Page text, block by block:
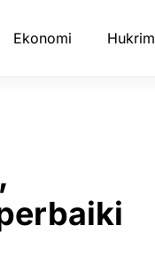
Ekonomi Hukrim